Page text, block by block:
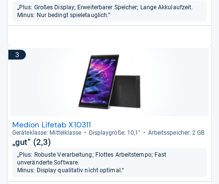
„Plus: Großes Display; Erweiterbarer Speicher; Lange Akkulaufzeit.
Minus: Nur bedingt spieletauglich.“
3
Medion Lifetab X10311
Gerä­te­klasse: Mit­tel­klasse Dis­play­größe: 10,1" Arbeitsspei­cher: 2 GB
„gut“ (2,3)
„Plus: Robuste Verarbeitung; Flottes Arbeitstempo; Fast
unveränderte Software.
Minus: Display qualitativ nicht optimal.“